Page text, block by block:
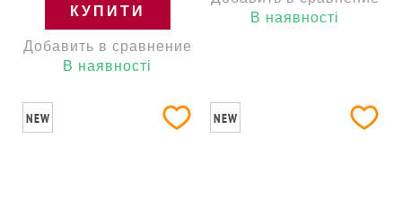
КУПИТИ
Добавить в сравнение
В наявності
В наявності
NEW NEW